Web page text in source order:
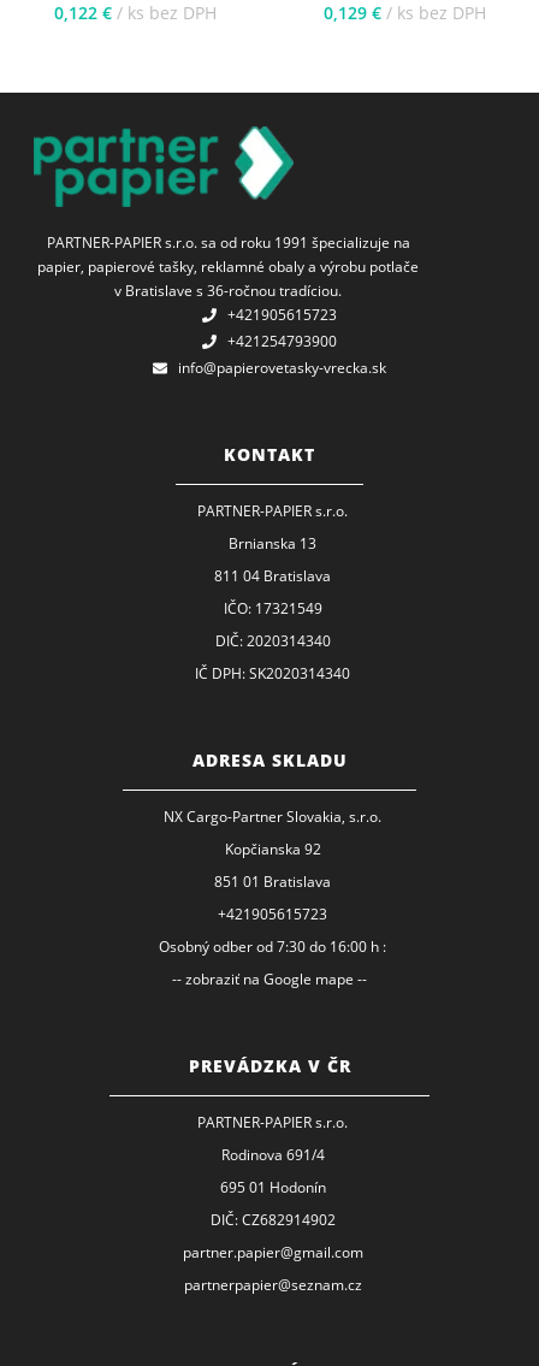
0,122 € ks bez DPH 0,129 € ks bez DPH
PARTNER-PAPIER s.r.o. sa od roku 1991 špecializuje na
papier, papierové tašky, reklamné obaly a výrobu potlače
v Bratislave s 36-ročnou tradíciou.
+421905615723
+421254793900
info@papierovetasky-vrecka.sk
KONTAKT
PARTNER-PAPIER s.r.o.
Brnianska 13
811 04 Bratislava
IČO: 17321549
DIČ: 2020314340
IČ DPH: SK2020314340
ADRESA SKLADU
NX Cargo-Partner Slovakia, s.r.o.
Kopčianska 92
851 01 Bratislava
+421905615723
Osobný odber od 7:30 do 16:00 h :
-- zobraziť na Google mape --
PREVÁDZKA V ČR
PARTNER-PAPIER s.r.o.
Rodinova 691/4
695 01 Hodonín
DIČ: CZ682914902
partner.papier@gmail.com
partnerpapier@seznam.cz